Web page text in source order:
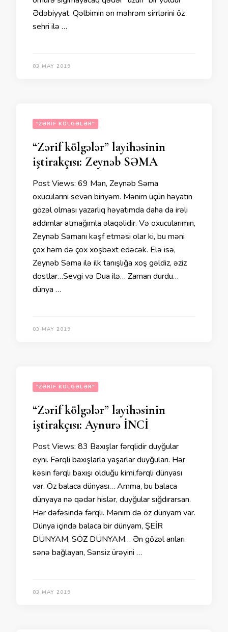
Ədəbiyyat. Qəlbimin ən məhrəm sirrlərini öz
sehri ilə …
03 MAY 2019
"ZƏRIF KÖLGƏLƏR"
“Zərif kölgələr” layihəsinin
iştirakçısı: Zeynəb SƏMA
Post Views: 69 Mən, Zeynəb Səma
oxucularını sevən biriyəm. Mənim üçün həyatın
gözəl olması yazarlıq həyatımda daha da irəli
addımlar atmağımla əlaqəlidir. Və oxucularımın,
Zeynəb Səmanı kəşf etməsi olar ki, bu məni
çox həm də çox xoşbəxt edəcək. Elə isə,
Zeynəb Səma ilə ilk tanışlığa xoş gəldiz, əziz
dostlar…Sevgi və Dua ilə… Zaman durdu…
dünya …
03 MAY 2019
"ZƏRIF KÖLGƏLƏR"
“Zərif kölgələr” layihəsinin
iştirakçısı: Aynurə İNCİ
Post Views: 83 Baxışlar fərqlidir duyğular
eyni. Fərqli baxışlarla yaşarlar duyğuları. Hər
kəsin fərqli baxışı olduğu kimi,fərqli dünyası
var. Öz balaca dünyası… Amma, bu balaca
dünyaya nə qədər hislər, duyğular sığdırarsan.
Hər dəfəsində fərqli. Mənim də öz dünyam var.
Dünya içində balaca bir dünyam, ŞEİR
DÜNYAM, SÖZ DÜNYAM… Ən gözəl anları
sənə bağlayan, Sənsiz ürəyini …
03 MAY 2019